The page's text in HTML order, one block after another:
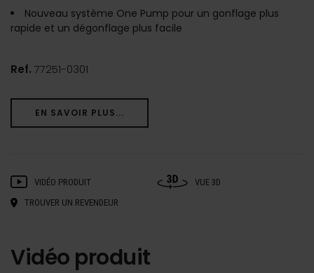
Nouveau système One Pump pour un gonflage plus
rapide et un dégonflage plus facile
Ref. 77251-0301
EN SAVOIR PLUS...
VIDÉO PRODUIT
VUE 3D
TROUVER UN REVENDEUR
Vidéo produit